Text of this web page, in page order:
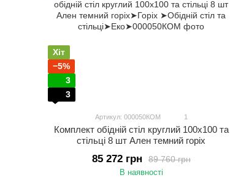
Хіт
−5%
3
3
Артикул: 000050КОМ 1
Комплект обідній стіл круглий 100х100 та
стільці 8 шт Ален темний горіх
89 760 грн
85 272 грн
В наявності